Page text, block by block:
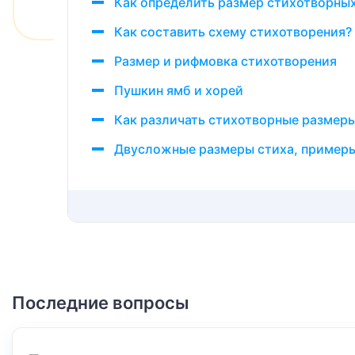
Как составить схему стихотворения?
Размер и рифмовка стихотворения
Пушкин ямб и хорей
Как различать стихотворные
Двусложные размеры стиха,
Последние вопросы